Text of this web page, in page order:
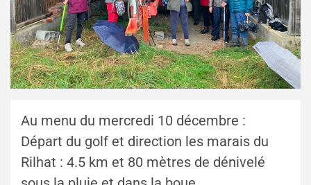
Au menu du mercredi 10 décembre :
Départ du golf et direction les marais du
Rilhat : 4.5 km et 80 mètres de dénivelé